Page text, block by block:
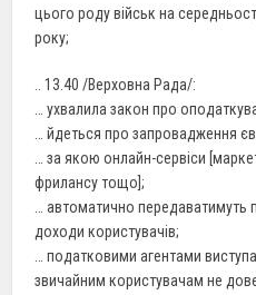
цього роду військ на
року;
.. 13.40 /Верховна Рада/:
… ухвалила закон про
… йдеться про запровадження
… за якою онлайн-сервіси
фрилансу тощо];
… автоматично передаватимуть
доходи користувачів;
… податковими агентами
звичайним користувачам не